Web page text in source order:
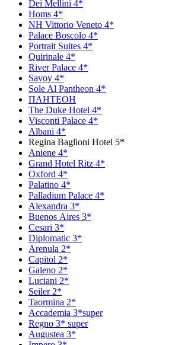
Dei Mellini 4*
Homs 4*
NH Vittorio Veneto 4*
Palace Boscolo 4*
Portrait Suites 4*
Quirinale 4*
River Palace 4*
Savoy 4*
Sole Al Pantheon 4*
ПАНТЕОН
The Duke Hotel 4*
Visconti Palace 4*
Аlbani 4*
Regina Baglioni Hotel 5*
Aniene 4*
Grand Hotel Ritz 4*
Oxford 4*
Рalatino 4*
Рalladium Рalace 4*
Аlexandra 3*
Вuenos Аires 3*
Сesari 3*
Diplomatic 3*
Arenula 2*
Capitol 2*
Galeno 2*
Luciani 2*
Seiler 2*
Taormina 2*
Accademia 3*super
Regno 3* super
Augustea 3*